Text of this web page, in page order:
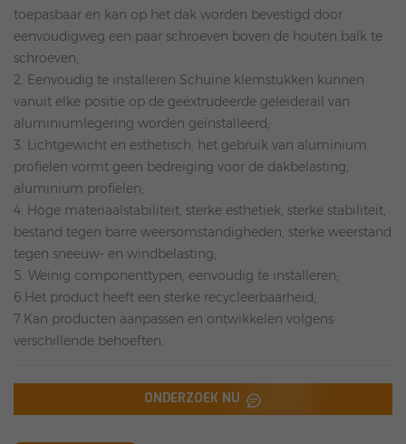
toepasbaar en kan op het dak worden bevestigd door
eenvoudigweg een paar schroeven boven de houten balk te
schroeven;
2. Eenvoudig te installeren Schuine klemstukken kunnen
vanuit elke positie op de geëxtrudeerde geleiderail van
aluminiumlegering worden geïnstalleerd;
3. Lichtgewicht en esthetisch: het gebruik van aluminium
profielen vormt geen bedreiging voor de dakbelasting,
aluminium profielen;
4. Hoge materiaalstabiliteit, sterke esthetiek, sterke stabiliteit,
bestand tegen barre weersomstandigheden, sterke weerstand
tegen sneeuw- en windbelasting;
5. Weinig componenttypen, eenvoudig te installeren;
6.Het product heeft een sterke recycleerbaarheid;
7.Kan producten aanpassen en ontwikkelen volgens
verschillende behoeften.
ONDERZOEK NU